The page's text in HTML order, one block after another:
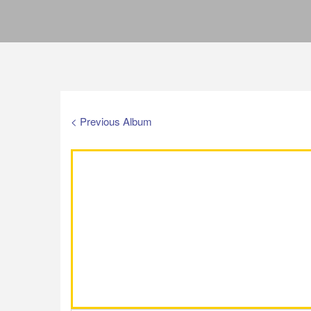
< Previous Album